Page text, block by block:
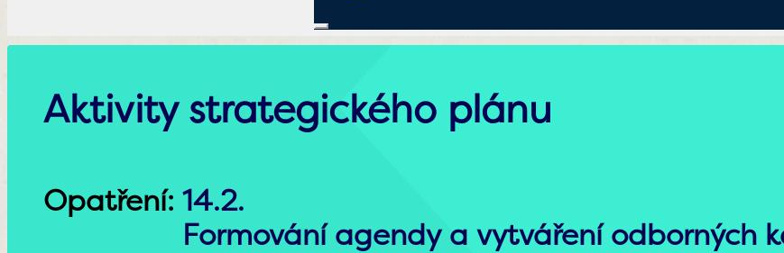
Aktivity strategického plánu
Opatření: 14.2.
Formování agendy a vytváření odborných